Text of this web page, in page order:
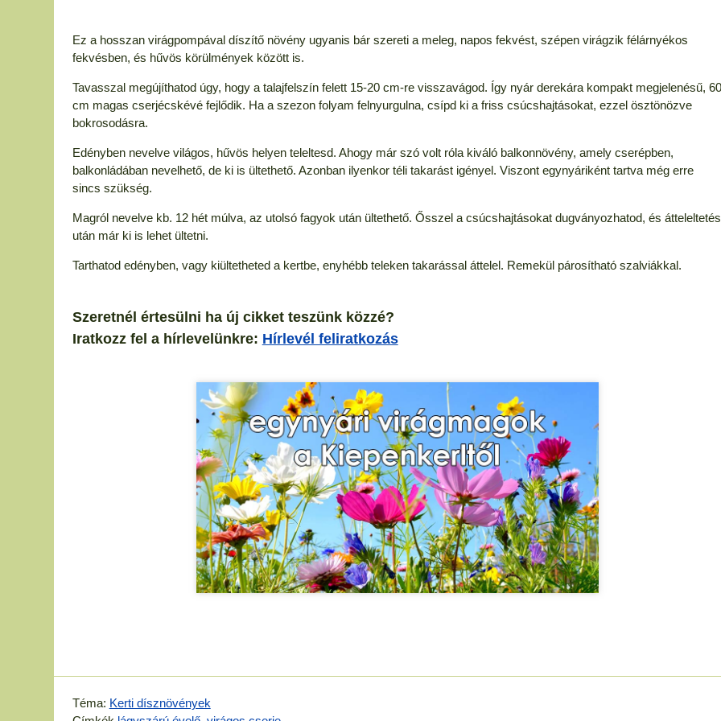
Ez a hosszan virágpompával díszítő növény ugyanis bár szereti a meleg, napos fekvést, szépen virágzik félárnyékos
fekvésben, és hűvös körülmények között is.
Tavasszal megújíthatod úgy, hogy a talajfelszín felett 15-20 cm-re visszavágod. Így nyár derekára kompakt megjelenésű, 60
cm magas cserjécskévé fejlődik. Ha a szezon folyam felnyurgulna, csípd ki a friss csúcshajtásokat, ezzel ösztönözve
bokrosodásra.
Edényben nevelve világos, hűvös helyen teleltesd. Ahogy már szó volt róla kiváló balkonnövény, amely cserépben,
balkonládában nevelhető, de ki is ültethető. Azonban ilyenkor téli takarást igényel. Viszont egynyáriként tartva még erre
sincs szükség.
Magról nevelve kb. 12 hét múlva, az utolsó fagyok után ültethető. Ősszel a csúcshajtásokat dugványozhatod, és átteleltetés
után már ki is lehet ültetni.
Tarthatod edényben, vagy kiültetheted a kertbe, enyhébb teleken takarással áttelel. Remekül párosítható szalviákkal.
Szeretnél értesülni ha új cikket teszünk közzé?
Iratkozz fel a hírlevelünkre: Hírlevél feliratkozás
Téma: Kerti dísznövények